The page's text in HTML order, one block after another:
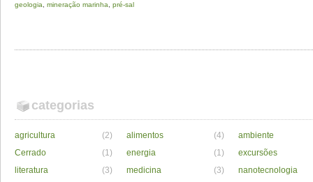
geologia mineração marinha pré-sal
categorias
agricultura (2) alimentos (4)
ambiente
Cerrado
(1) energia (1)
excursões
literatura
(3) medicina (3)
nanotecnologia